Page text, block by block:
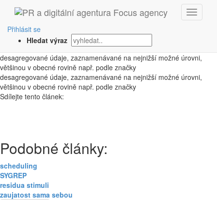
Přihlásit se
Hledat výraz
‹ Zpět
disaggregate data
desagregované údaje, zaznamenávané na nejnižší možné úrovni,
většinou v obecné rovině např. podle značky
desagregované údaje, zaznamenávané na nejnižší možné úrovni,
většinou v obecné rovině např. podle značky
Sdílejte tento článek:
Podobné články:
scheduling
SYGREP
residua stimuli
zaujatost sama sebou